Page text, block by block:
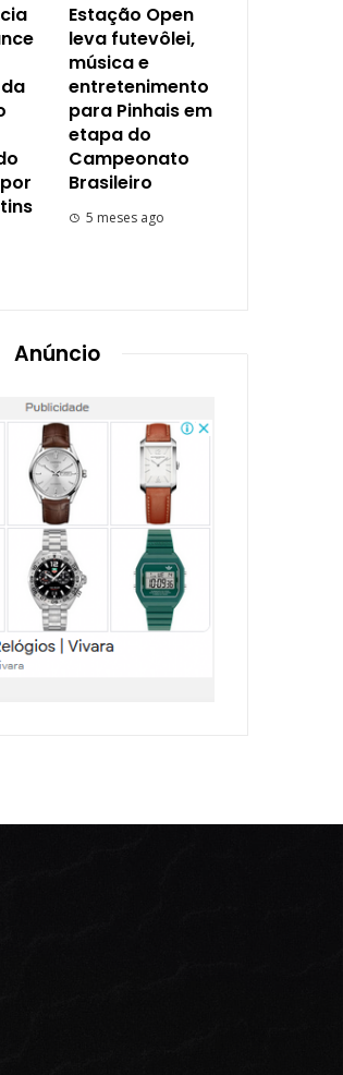
Estação Open
leva futevôlei,
música e
entretenimento
para Pinhais em
etapa do
Campeonato
Brasileiro
5 meses ago
Anúncio